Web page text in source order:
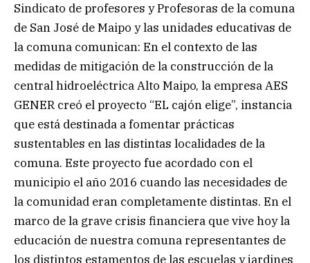
Sindicato de profesores y Profesoras de la comuna
de San José de Maipo y las unidades educativas de
la comuna comunican: En el contexto de las
medidas de mitigación de la construcción de la
central hidroeléctrica Alto Maipo, la empresa AES
GENER creó el proyecto “EL cajón elige”, instancia
que está destinada a fomentar prácticas
sustentables en las distintas localidades de la
comuna. Este proyecto fue acordado con el
municipio el año 2016 cuando las necesidades de
la comunidad eran completamente distintas. En el
marco de la grave crisis financiera que vive hoy la
educación de nuestra comuna representantes de
los distintos estamentos de las escuelas y jardines